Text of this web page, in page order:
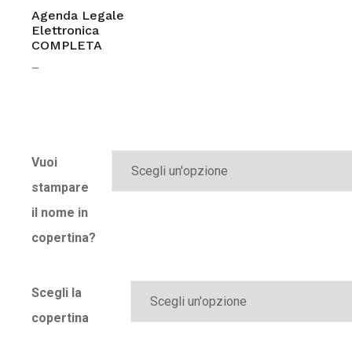
Agenda Legale
Elettronica
COMPLETA
–
Vuoi
stampare
il nome in
copertina?
Scegli la
copertina